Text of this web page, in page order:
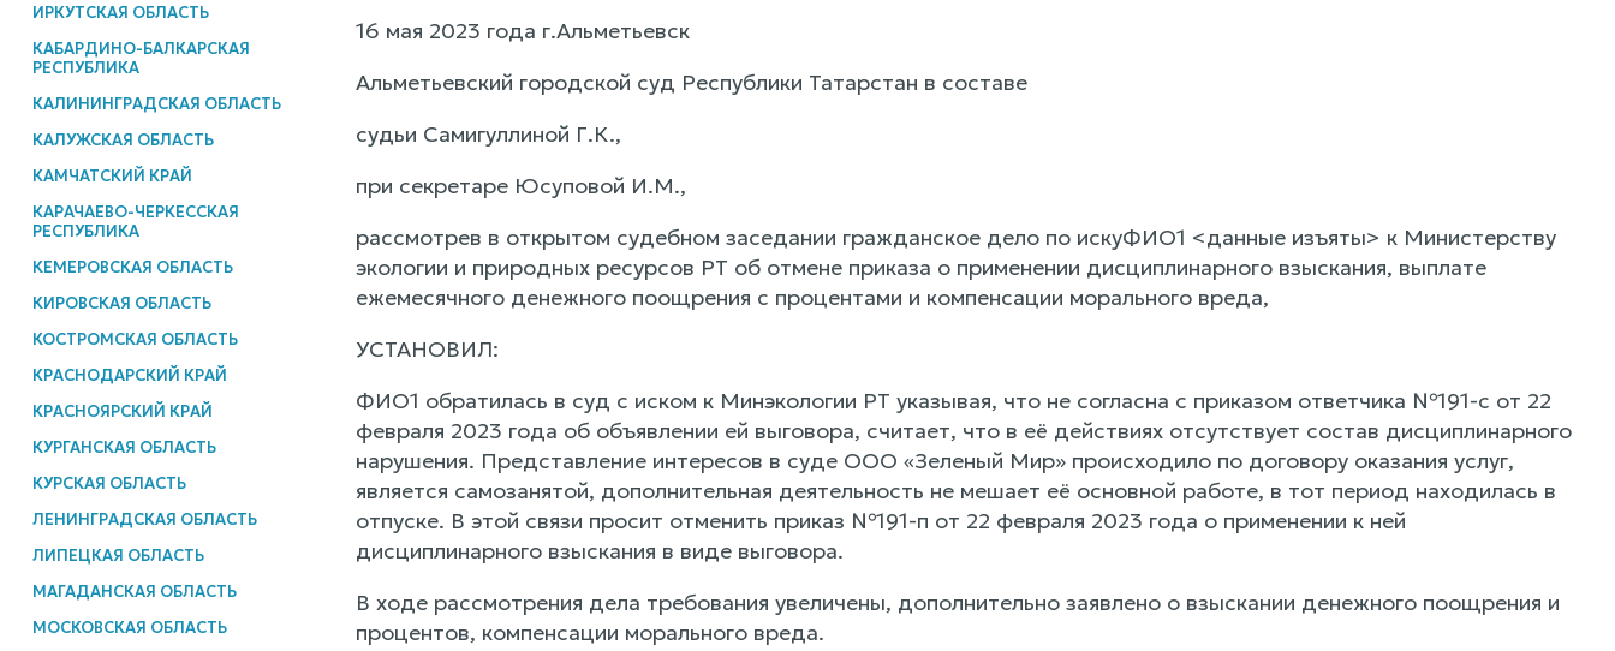
ИРКУТСКАЯ ОБЛАСТЬ
КАБАРДИНО-БАЛКАРСКАЯ
РЕСПУБЛИКА
КАЛИНИНГРАДСКАЯ ОБЛАСТЬ
КАЛУЖСКАЯ ОБЛАСТЬ
КАМЧАТСКИЙ КРАЙ
КАРАЧАЕВО-ЧЕРКЕССКАЯ
РЕСПУБЛИКА
КЕМЕРОВСКАЯ ОБЛАСТЬ
КИРОВСКАЯ ОБЛАСТЬ
КОСТРОМСКАЯ ОБЛАСТЬ
КРАСНОДАРСКИЙ КРАЙ
КРАСНОЯРСКИЙ КРАЙ
КУРГАНСКАЯ ОБЛАСТЬ
КУРСКАЯ ОБЛАСТЬ
ЛЕНИНГРАДСКАЯ ОБЛАСТЬ
ЛИПЕЦКАЯ ОБЛАСТЬ
МАГАДАНСКАЯ ОБЛАСТЬ
МОСКОВСКАЯ ОБЛАСТЬ
16 мая 2023 года г.Альметьевск
Альметьевский городской суд Республики Татарстан в составе
судьи Самигуллиной Г.К.,
при секретаре Юсуповой И.М.,
рассмотрев в открытом судебном заседании гражданское дело по искуФИО1 <данные изъяты> к Министерству
экологии и природных ресурсов РТ об отмене приказа о применении дисциплинарного взыскания, выплате
ежемесячного денежного поощрения с процентами и компенсации морального вреда,
УСТАНОВИЛ:
ФИО1 обратилась в суд с иском к Минэкологии РТ указывая, что не согласна с приказом ответчика №191-с от 22
февраля 2023 года об объявлении ей выговора, считает, что в её действиях отсутствует состав дисциплинарного
нарушения. Представление интересов в суде ООО «Зеленый Мир» происходило по договору оказания услуг,
является самозанятой, дополнительная деятельность не мешает её основной работе, в тот период находилась в
отпуске. В этой связи просит отменить приказ №191-п от 22 февраля 2023 года о применении к ней
дисциплинарного взыскания в виде выговора.
В ходе рассмотрения дела требования увеличены, дополнительно заявлено о взыскании денежного поощрения и
процентов, компенсации морального вреда.